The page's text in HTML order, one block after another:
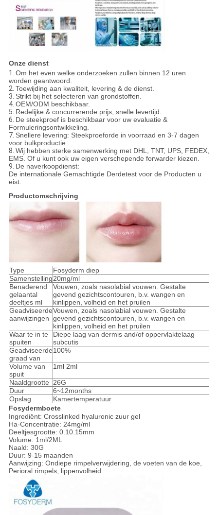
Onze dienst
1. Om het even welke onderzoeken zullen binnen 12 uren
worden geantwoord.
2. Toewijding aan kwaliteit, levering & de dienst.
3. Strikt bij het selecteren van grondstoffen.
4. OEM/ODM beschikbaar.
5. Redelijke & concurrerende prijs, snelle levertijd.
6. De steekproef is beschikbaar voor uw evaluatie &
Formuleringsontwikkeling.
7. Snellere levering: Steekproeforde in voorraad en 3-7 dagen
voor bulkproductie.
8. Wij hebben sterke samenwerking met DHL, TNT, UPS, FEDEX,
EMS. Of u kunt ook uw eigen verschepende forwarder kiezen.
9. De naverkoopdienst:
De internationale Gemachtigde Derdetest voor de Producten u
eist.
Productomschrijving
Type
Fosyderm diep
Samenstelling20mg/ml
Benaderend
gelaantal
deeltjes ml
Vouwen, zoals nasolabial vouwen. Gestalte
gevend gezichtscontouren, b.v. wangen en
kinlippen, volheid en het pruilen
Geadviseerde
aanwijzingen
Vouwen, zoals nasolabial vouwen. Gestalte
gevend gezichtscontouren, b.v. wangen en
kinlippen, volheid en het pruilen
Waar te in te
spuiten
Diepe laag van dermis and/of oppervlaktelaag
subcutis
Geadviseerde
graad van
100%
Volume van
spuit
1ml 2ml
Naaldgrootte
26G
Duur
6~12months
Opslag
Kamertemperatuur
Fosydermboete
Ingrediënt: Crosslinked hyaluronic zuur gel
Ha-Concentratie: 24mg/ml
Deeltjesgrootte: 0.10.15mm
Volume: 1ml/2ML
Naald: 30G
Duur: 9-15 maanden
Aanwijzing: Ondiepe rimpelverwijdering, de voeten van de koe,
Perioral rimpels, lippenvolheid.